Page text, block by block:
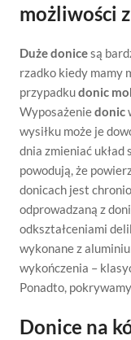
możliwości
Duże donicesą
rzadko kiedy mamy
przypadkudonic
Wyposażeniedonic
wysiłku może je
dnia zmieniać układ
powodują, że
donicach jest
odprowadzaną z
odkształceniami
wykonane z
wykończenia –
Ponadto,
Donice na